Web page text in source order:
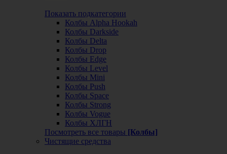
Показать подкатегории
Колбы Alpha Hookah
Колбы Darkside
Колбы Delta
Колбы Drop
Колбы Edge
Колбы Level
Колбы Mini
Колбы Push
Колбы Space
Колбы Strong
Колбы Vogue
Колбы ХЛГН
Посмотреть все товары [Колбы]
Чистящие средства